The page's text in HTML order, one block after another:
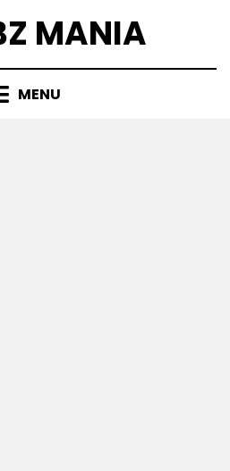
MANIA
MENU